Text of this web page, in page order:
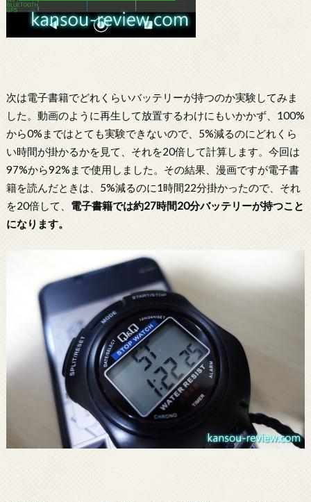
次は電子書籍でどれくらいバッテリーが持つのか実験してみま
した。動画のように再生して放置するわけにもいかかず、100%
から0%まではとても実験できないので、5%減るのにどれくら
い時間が掛かるかを見て、それを20倍して計算します。今回は
97%から92%まで使用しました。その結果、漫画ですが電子書
籍を読んだときは、5%減るのに1時間22分掛かったので、それ
を20倍して、 電子書籍では約27時間20分バッテリーが持つこと
になります。